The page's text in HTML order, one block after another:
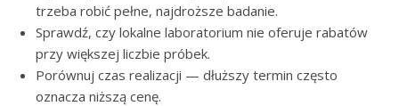
trzeba robić pełne, najdroższe badanie.
Sprawdź, czy lokalne laboratorium nie oferuje rabatów
przy większej liczbie próbek.
Porównuj czas realizacji — dłuższy termin często
oznacza niższą cenę.